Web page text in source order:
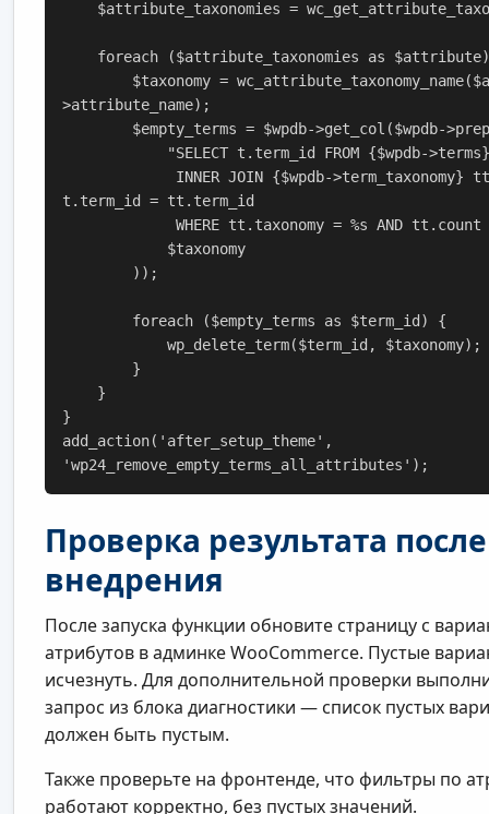
>attribute_name);
t.term_id = tt.term_id
}
add_action('after_setup_theme',
'wp24_remove_empty_terms_all_attributes');
Проверка результата после
внедрения
После запуска функции обновите страницу с
атрибутов в админке WooCommerce. Пустые
исчезнуть. Для дополнительной проверки
запрос из блока диагностики — список пустых
должен быть пустым.
Также проверьте на фронтенде, что фильтры по
работают корректно, без пустых значений.